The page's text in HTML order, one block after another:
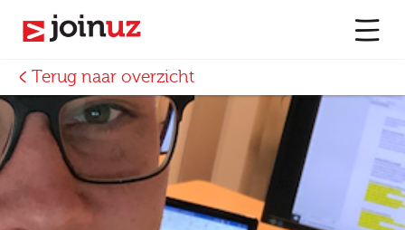
Terug naar overzicht